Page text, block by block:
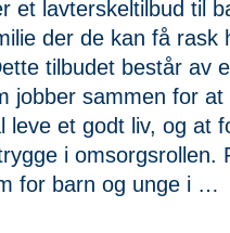
et lavterskeltilbud til
der de kan få rask
tilbudet består av
jobber sammen for at
leve et godt liv, og at
i omsorgsrollen.
for barn og unge i …